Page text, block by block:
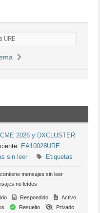
2026 y DXCLUSTER
EA10028URE
sin leer Etiquetas
mensajes sin leer
no leídos
Respondido
Activo
Resuelto
Privado